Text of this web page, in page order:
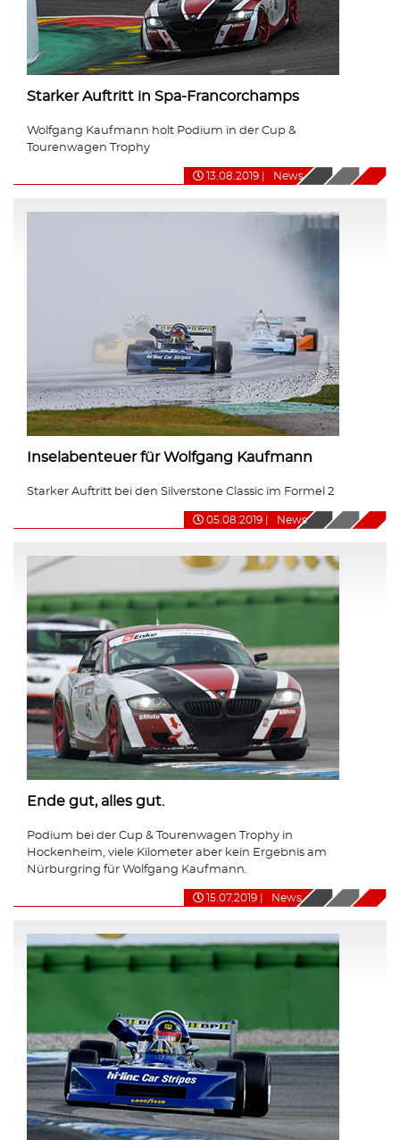
Starker Auftritt in Spa-Francorchamps
Wolfgang Kaufmann holt Podium in der Cup &
Tourenwagen Trophy
13.08.2019 News
Inselabenteuer für Wolfgang Kaufmann
Starker Auftritt bei den Silverstone Classic im Formel 2
05.08.2019 News
Ende gut, alles gut.
Podium bei der Cup & Tourenwagen Trophy in
Hockenheim, viele Kilometer aber kein Ergebnis am
Nürburgring für Wolfgang Kaufmann.
15.07.2019 News